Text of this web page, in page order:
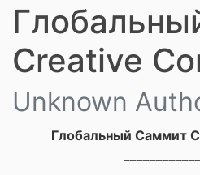
Creative
Unknown
Глобальный Саммит